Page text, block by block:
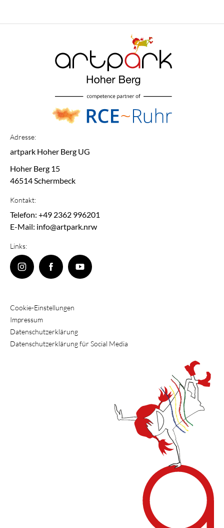
Adresse:
artpark Hoher Berg UG
Hoher Berg 15
46514 Schermbeck
Kontakt:
Telefon: +49 2362 996201
E-Mail: info@artpark.nrw
Links:
Cookie-Einstellungen
Impressum
Datenschutzerklärung
Datenschutzerklärung für Social Media